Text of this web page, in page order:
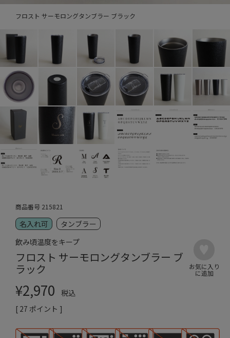
フロスト サーモロングタンブラー ブラック
商品番号 215821
名入れ可
タンブラー
飲み頃温度をキープ
フロスト サーモロングタンブラー ブ
ラック
¥2,970
税込
[ 27 ポイント ]